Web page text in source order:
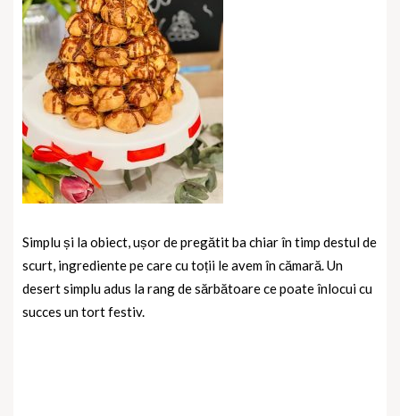
Simplu și la obiect, ușor de pregătit ba chiar în timp destul de
scurt, ingrediente pe care cu toții le avem în cămară. Un
desert simplu adus la rang de sărbătoare ce poate înlocui cu
succes un tort festiv.